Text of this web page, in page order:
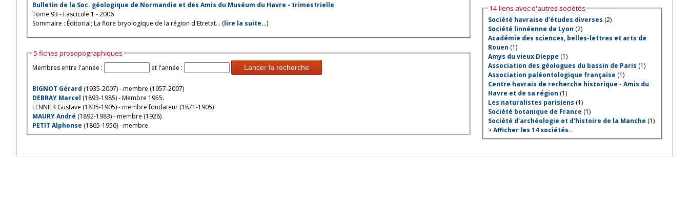
Bulletin de la Soc. géologique de Normandie et des Amis du Muséum du Havre - trimestrielle
Tome 93 - Fascicule 1 - 2006
Sommaire : Éditorial; La flore bryologique de la région d'Etretat... (lire la suite…)
5 fiches prosopographiques
Membres entre l'année : et l'année : Lancer la recherche
BIGNOT Gérard (1935-2007) - membre (1957-2007)
DEBRAY Marcel (1893-1985) - Membre 1955.
LENNIER Gustave (1835-1905) - membre fondateur (1871-1905)
MAURY André (1892-1983) - membre (1926)
PETIT Alphonse (1865-1956) - membre
14 liens avec d'autres sociétés
Société havraise d'études diverses (2)
Société linnéenne de Lyon (2)
Académie des sciences, belles-lettres et arts de
Rouen (1)
Amys du vieux Dieppe (1)
Association des géologues du bassin de Paris (1)
Association paléontologique française (1)
Centre havrais de recherche historique - Amis du
Havre et de sa région (1)
Les naturalistes parisiens (1)
Société botanique de France (1)
Société d'archéologie et d'histoire de la Manche (1)
>Afficher les 14 sociétés…